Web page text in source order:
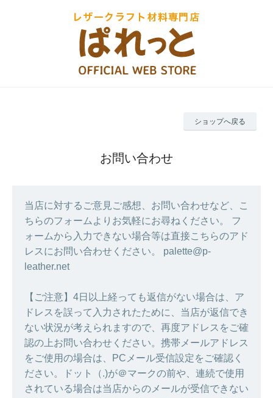
ショップへ戻る
お問い合わせ
当店に対するご意見ご感想、お問い合わせなど、こ
ちらのフォームよりお気軽にお尋ねください。 フ
ォームから入力できない場合等は直接こちらのアド
レスにお問い合わせください。 palette@p-
leather.net
【ご注意】4日以上経っても返信がない場合は、ア
ドレスを誤って入力されたために、当店が返信でき
ない状況が考えられますので、再度アドレスをご確
認の上お問い合わせください。携帯メールアドレス
をご使用の場合は、PCメール受信設定をご確認く
ださい。ドット（.)が＠マークの前や、連続で使用
されている場合は当店からのメールが受信できない